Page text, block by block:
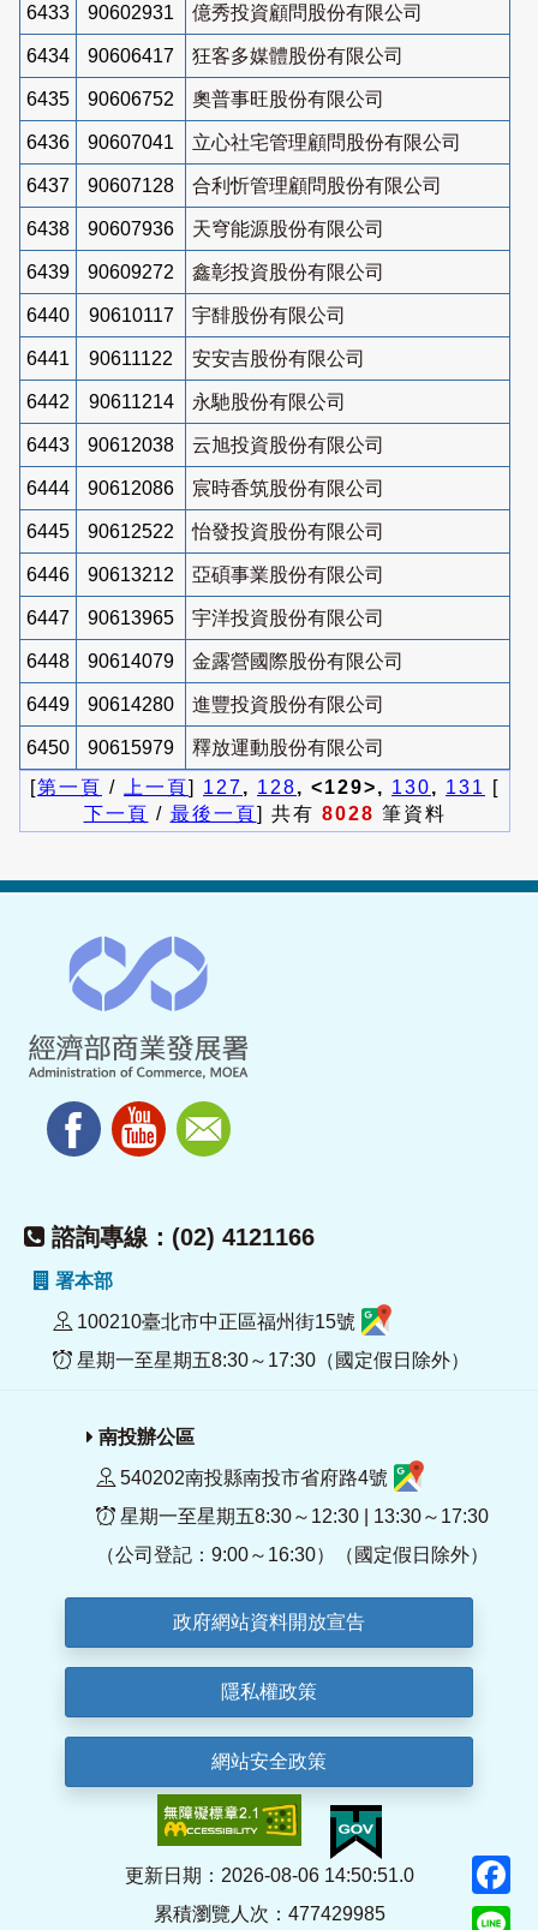
6433 90602931 億秀投資顧問股份有限公司
6434 90606417 狂客多媒體股份有限公司
6435 90606752 奧普事旺股份有限公司
6436 90607041 立心社宅管理顧問股份有限公司
6437 90607128 合利忻管理顧問股份有限公司
6438 90607936 天穹能源股份有限公司
6439 90609272 鑫彰投資股份有限公司
6440 90610117 宇馡股份有限公司
6441 90611122 安安吉股份有限公司
6442 90611214 永馳股份有限公司
6443 90612038 云旭投資股份有限公司
6444 90612086 宸時香筑股份有限公司
6445 90612522 怡發投資股份有限公司
6446 90613212 亞碩事業股份有限公司
6447 90613965 宇洋投資股份有限公司
6448 90614079 金露營國際股份有限公司
6449 90614280 進豐投資股份有限公司
6450 90615979
釋放運動股份有限公司
[第一頁 / 上一頁] 127, 128, <129>, 130, 131
[
下一頁 / 最後一頁] 共有 8028 筆資料
諮詢專線：(02) 4121166
署本部
100210臺北市中正區福州街15號
星期一至星期五8:30～17:30（國定假日除外）
南投辦公區
540202南投縣南投市省府路4號
星期一至星期五8:30～12:30 | 13:30～17:30
（公司登記：9:00～16:30）（國定假日除外）
政府網站資料開放宣告
隱私權政策
網站安全政策
更新日期：2026-08-06 14:50:51.0
累積瀏覽人次：477429985